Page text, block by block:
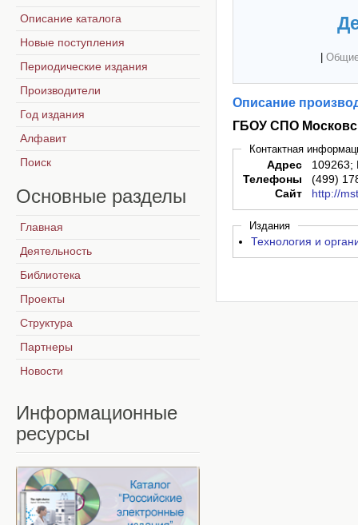
Описание
ГБОУ СПО
Контактная
Адрес
109263;
Телефоны
(499)
Сайт
http://
Издания
Технология и
Описание каталога
Новые поступления
Периодические издания
Производители
Год издания
Алфавит
Поиск
Основные разделы
Главная
Деятельность
Библиотека
Проекты
Структура
Партнеры
Новости
Информационные
ресурсы